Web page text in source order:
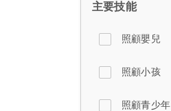
主要技能
照顧嬰兒
照顧小孩
照顧青少年